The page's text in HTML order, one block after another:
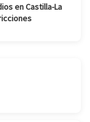
en Castilla-La